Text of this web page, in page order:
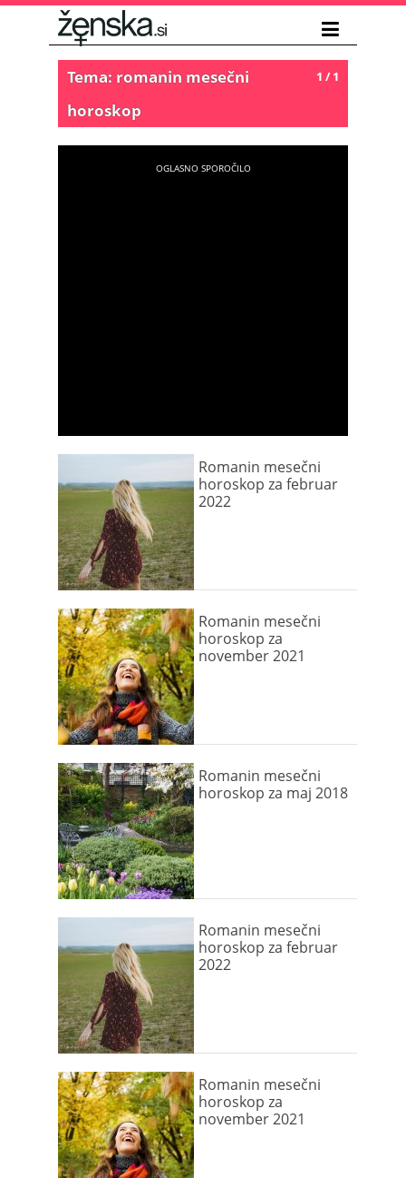
1 / 1
Tema: romanin mesečni
horoskop
Romanin mesečni
horoskop za februar
2022
Romanin mesečni
horoskop za
november 2021
Romanin mesečni
horoskop za maj 2018
Romanin mesečni
horoskop za februar
2022
Romanin mesečni
horoskop za
november 2021